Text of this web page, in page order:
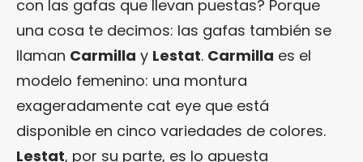
con las gafas que llevan puestas? Porque
una cosa te decimos: las gafas también se
llaman Carmilla y Lestat. Carmilla es el
modelo femenino: una montura
exageradamente cat eye que está
disponible en cinco variedades de colores.
Lestat, por su parte, es lo apuesta